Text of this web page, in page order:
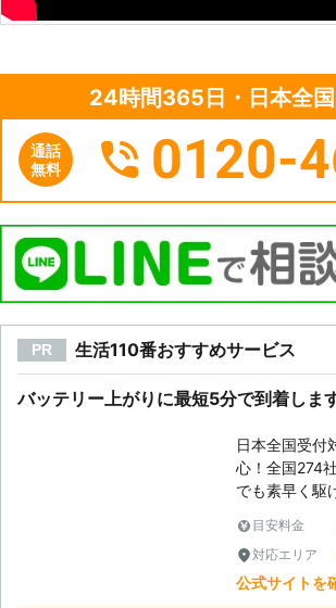
24時間365日・日本全
通話
無料
0120-
PR 生活110番おすすめサービス
バッテリー上がりに最短5分で到着しま
日本全国受付
心！全国274
でも素早く駆
目安料金
対応エリア
公式サイトを